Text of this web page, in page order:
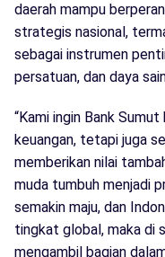
daerah mampu
strategis nasional,
sebagai instrumen
persatuan, dan daya
“Kami ingin Bank
keuangan, tetapi juga
memberikan nilai
muda tumbuh menjadi
semakin maju, dan
tingkat global, maka di
mengambil bagian